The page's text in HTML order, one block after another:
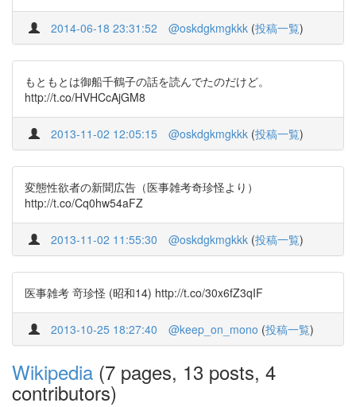
2014-06-18 23:31:52 @oskdgkmgkkk (投稿一覧)
もともとは御船千鶴子の話を読んでたのだけど。
http://t.co/HVHCcAjGM8
2013-11-02 12:05:15 @oskdgkmgkkk (投稿一覧)
変態性欲者の新聞広告（医事雑考奇珍怪より）
http://t.co/Cq0hw54aFZ
2013-11-02 11:55:30 @oskdgkmgkkk (投稿一覧)
医事雑考 竒珍怪 (昭和14) http://t.co/30x6fZ3qIF
2013-10-25 18:27:40 @keep_on_mono (投稿一覧)
Wikipedia (7 pages, 13 posts, 4
contributors)